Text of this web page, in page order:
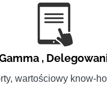
,
wartościowy know-